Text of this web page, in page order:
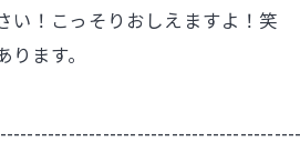
い！こっそりおしえますよ！
ます。